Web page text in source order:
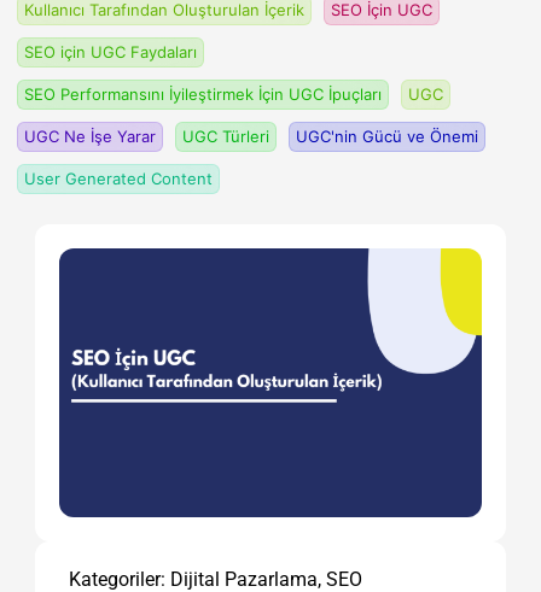
Kullanıcı Tarafından Oluşturulan İçerik SEO İçin UGC
SEO için UGC Faydaları
SEO Performansını İyileştirmek İçin UGC İpuçları UGC
UGC Ne İşe Yarar UGC Türleri UGC'nin Gücü ve Önemi
User Generated Content
Kategoriler: Dijital Pazarlama, SEO